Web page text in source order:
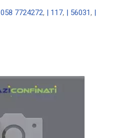
| 058 7724272, | 117, | 56031,